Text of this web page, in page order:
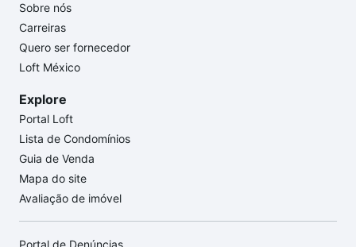
Sobre nós
Carreiras
Quero ser fornecedor
Loft México
Explore
Portal Loft
Lista de Condomínios
Guia de Venda
Mapa do site
Avaliação de imóvel
Portal de Denúncias